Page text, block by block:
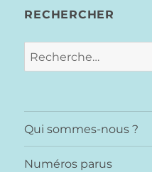
RECHERCHER
Recherche
pour :
Qui sommes-nous ?
Numéros parus